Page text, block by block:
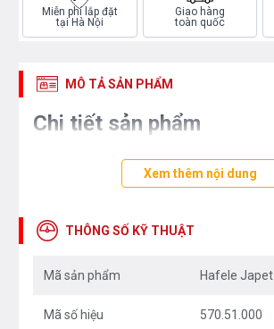
Miễn phí lắp đặt
tại Hà Nội
Giao hàng
toàn quốc
MÔ TẢ SẢN PHẨM
Chi tiết sản phẩm
Xem thêm nội dung
THÔNG SỐ KỸ THUẬT
Mã sản phẩm Hafele Japet
Mã số hiệu 570.51.000